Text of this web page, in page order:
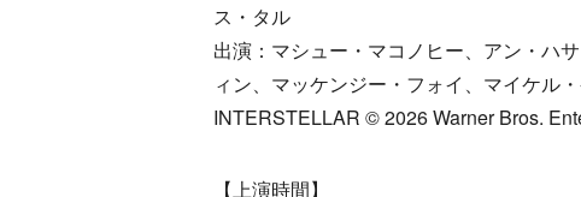
ス・タル
出演：マシュー・マコノヒー、アン・ハ
ィン、マッケンジー・フォイ、マイケル
INTERSTELLAR © 2026 Warner Bros.
【上演時間】